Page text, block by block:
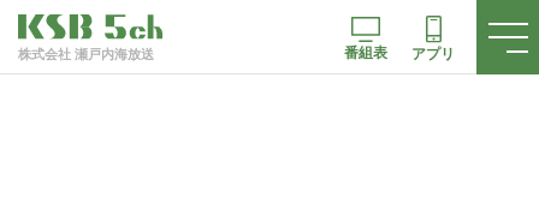
株式会社 瀬戸内海放送 番組表 アプリ